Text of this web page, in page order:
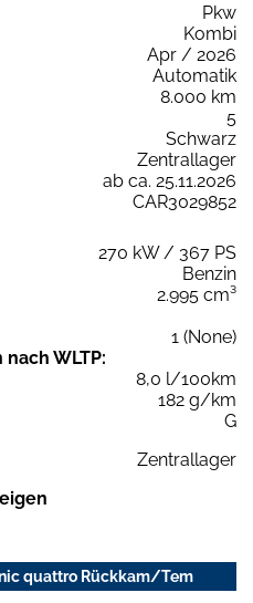
Pkw
Kombi
Apr / 2026
Automatik
8.000 km
5
Schwarz
Zentrallager
ab ca. 25.11.2026
CAR3029852
270 kW / 367 PS
Benzin
2.995 cm³
1 (None)
WLTP:
8,0 l/100km
182 g/km
G
Zentrallager
quattro Rückkam/Tem